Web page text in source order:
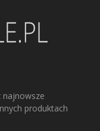
najnowsze
produktach